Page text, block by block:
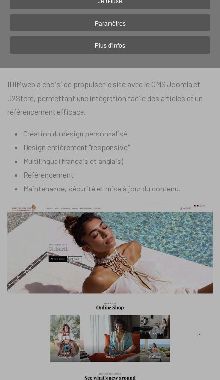
Paramètres
Plus d'infos
En 2017, Barthélemy Rose a fait appel à IDIMweb pour la
refonte de leur boutique en ligne, afin d'accroître la notoriété de
leur marque et augmenter leurs ventes. Depuis, IDIMweb est le
IDIMweb a choisi de propulser le site avec le CMS Joomla et
J2Store, permettant une intégration facile des articles et un
référencement efficace.
Création du design personnalisé
Design entièrement "responsive"
Multilingue (français et anglais)
Référencement
Maintenance, sécurité et mise à jour du contenu.